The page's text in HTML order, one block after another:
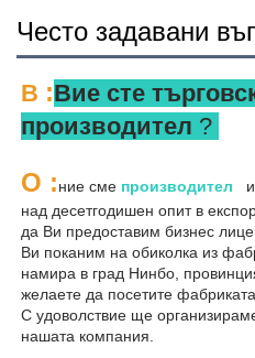
Често задавани
В :Вие сте
производител ?
О :ние сме производител и
над десетгодишен опит в
да Ви предоставим бизнес
Ви поканим на обиколка из
намира в град Нинбо,
желаете да посетите
С удоволствие ще
нашата компания.